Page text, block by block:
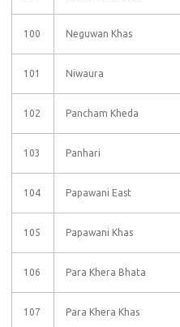
100 Neguwan Khas
101 Niwaura
102 Pancham Kheda
103 Panhari
104 Papawani East
105 Papawani Khas
106 Para Khera Bhata
107 Para Khera Khas